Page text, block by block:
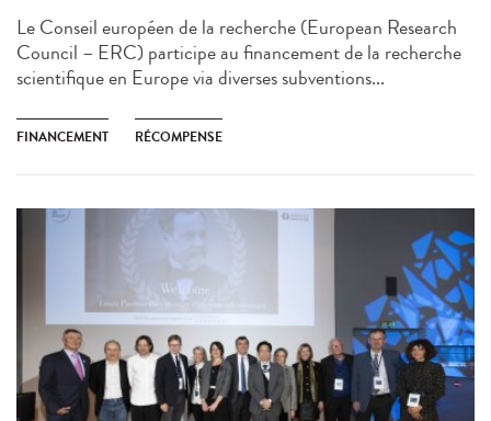
Le Conseil européen de la recherche (European Research
Council – ERC) participe au financement de la recherche
scientifique en Europe via diverses subventions...
FINANCEMENT RÉCOMPENSE